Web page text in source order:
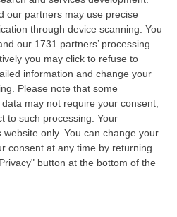
our partners may use precise
through device scanning. You
our 1731 partners’ processing
you may click to refuse to
information and change your
Please note that some
may not require your consent,
to such processing. Your
only. You can change your
consent at any time by returning
button at the bottom of the
Al Via La Messa In Sicurezza
Bruno
di riqualificazione e miglioramento
dei Parchi della Calabria, concentra…
Il Sistema Per Ridurre I Costi
Tari aumenta del 6,2% per le famiglie e
del 6,9%; a Catanzaro dell’1,63%. A…